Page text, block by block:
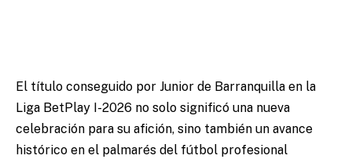
El título conseguido por Junior de Barranquilla en la
Liga BetPlay I-2026 no solo significó una nueva
celebración para su afición, sino también un avance
histórico en el palmarés del fútbol profesional